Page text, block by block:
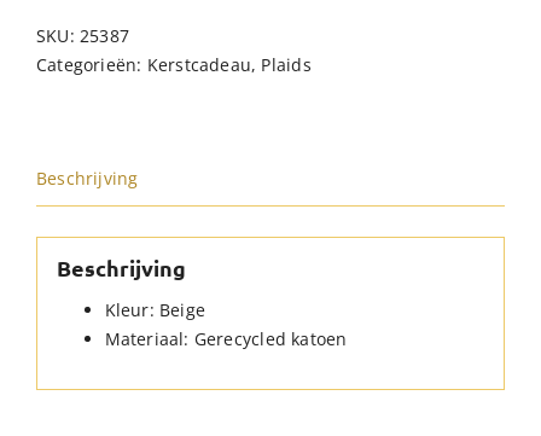
Plaid
Juul
SKU:25387
Categorieën: Kerstcadeau, Plaids
Beschrijving
Beschrijving
Kleur: Beige
Materiaal: Gerecycled katoen